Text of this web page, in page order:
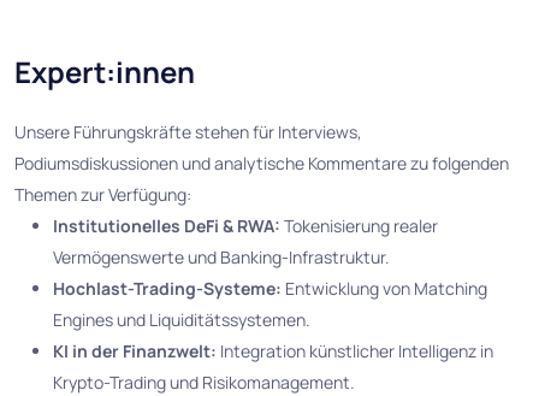
Expert:innen
Unsere Führungskräfte stehen für Interviews,
Podiumsdiskussionen und analytische Kommentare zu folgenden
Themen zur Verfügung:
Institutionelles DeFi & RWA: Tokenisierung realer
Vermögenswerte und Banking-Infrastruktur.
Hochlast-Trading-Systeme: Entwicklung von Matching
Engines und Liquiditätssystemen.
KI in der Finanzwelt: Integration künstlicher Intelligenz in
Krypto-Trading und Risikomanagement.